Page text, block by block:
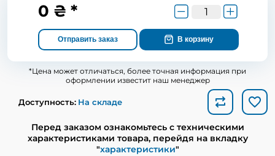
0 ₴ *
Отправить заказ В корзину
*Цена может отличаться, более точная информация при
оформлении известит наш менеджер
Доступность: На складе
Перед заказом ознакомьтесь с техническими
характеристиками товара, перейдя на вкладку
"характеристики"